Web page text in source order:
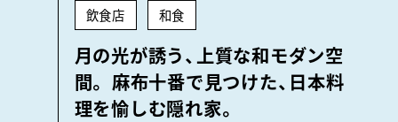
飲食店 和食
月の光が誘う、上質な和モダン空
間。 麻布十番で見つけた、日本料
理を愉しむ隠れ家。